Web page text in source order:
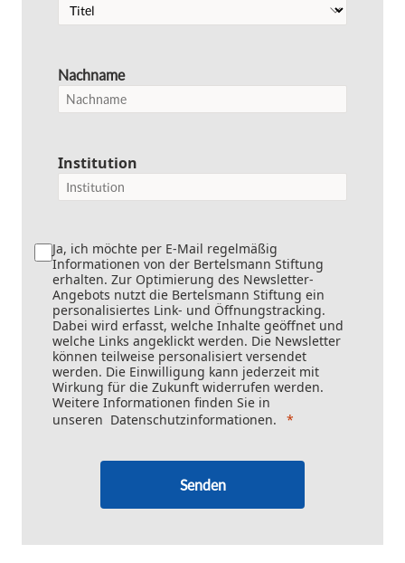
Nachname
Institution
Ja, ich möchte per E-Mail regelmäßig
Informationen von der Bertelsmann Stiftung
erhalten. Zur Optimierung des Newsletter-
Angebots nutzt die Bertelsmann Stiftung ein
personalisiertes Link- und Öffnungstracking.
Dabei wird erfasst, welche Inhalte geöffnet und
welche Links angeklickt werden. Die Newsletter
können teilweise personalisiert versendet
werden. Die Einwilligung kann jederzeit mit
Wirkung für die Zukunft widerrufen werden.
Weitere Informationen finden Sie in
unseren Datenschutzinformationen.
Senden